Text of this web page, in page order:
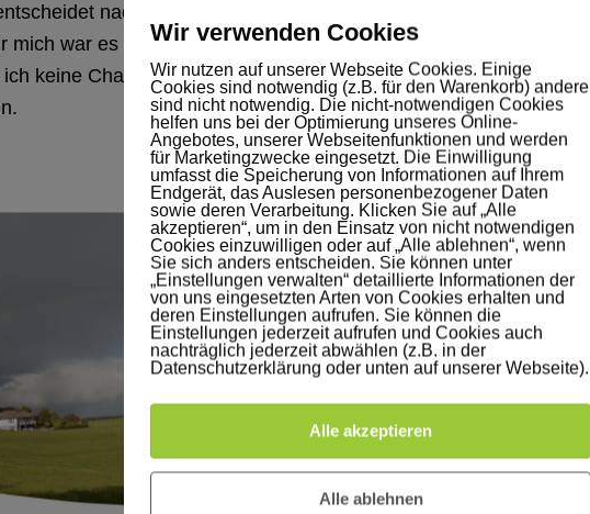
nach diesem Termin, ob es Sinn macht
mich war es wichtig Vertrauen zu meinem Gegenüber zu
keine Chance dieses Vertrauen aufzubauen, würde ich
Wir verwenden Cookies
Wir nutzen auf unserer Webseite Cookies. Einige
Cookies sind notwendig (z.B. für den Warenkorb) andere
sind nicht notwendig. Die nicht-notwendigen Cookies
helfen uns bei der Optimierung unseres Online-
Angebotes, unserer Webseitenfunktionen und werden
für Marketingzwecke eingesetzt. Die Einwilligung
umfasst die Speicherung von Informationen auf Ihrem
Endgerät, das Auslesen personenbezogener Daten
sowie deren Verarbeitung. Klicken Sie auf „Alle
akzeptieren“, um in den Einsatz von nicht notwendigen
Cookies einzuwilligen oder auf „Alle ablehnen“, wenn
Sie sich anders entscheiden. Sie können unter
„Einstellungen verwalten“ detaillierte Informationen der
von uns eingesetzten Arten von Cookies erhalten und
deren Einstellungen aufrufen. Sie können die
Einstellungen jederzeit aufrufen und Cookies auch
nachträglich jederzeit abwählen (z.B. in der
Datenschutzerklärung oder unten auf unserer Webseite).
Alle akzeptieren
Alle ablehnen